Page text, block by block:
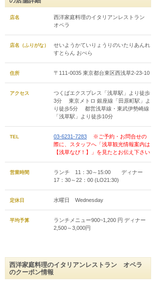
店名
西洋家庭料理のイタリアンレストラン
オペラ
店名（ふりがな）
せいようかていりょうりのいたりあんれ
すとらん おぺら
住所 〒111-0035 東京都台東区西浅草2-23-10
アクセス
つくばエクスプレス「浅草駅」より徒歩
3分 東京メトロ 銀座線「田原町駅」よ
り徒歩5分 都営浅草線・東武伊勢崎線
「浅草駅」より徒歩10分
TEL 03-6231-7283
※ご予約・お問合せの
際に、スタッフへ「浅草観光情報案内は
【浅草なび！】」を見たとお伝え下さい
営業時間
ランチ 11：30～15:00 ディナー
17：30～22：00 (LO21:30)
定休日 水曜日 Wednesday
平均予算
ランチメニュー900~1,200 円 ディナー
2,500～3,000円
西洋家庭料理のイタリアンレストラン オペラ
のクーポン情報